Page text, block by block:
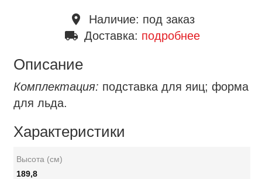
place Наличие: под заказ
local_shipping Доставка: подробнее
Описание
Комплектация: подставка для яиц; форма
для льда.
Характеристики
Высота (см)
189,8